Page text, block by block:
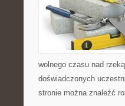
wolnego czasu nad
doświadczonych
stronie można znaleźć